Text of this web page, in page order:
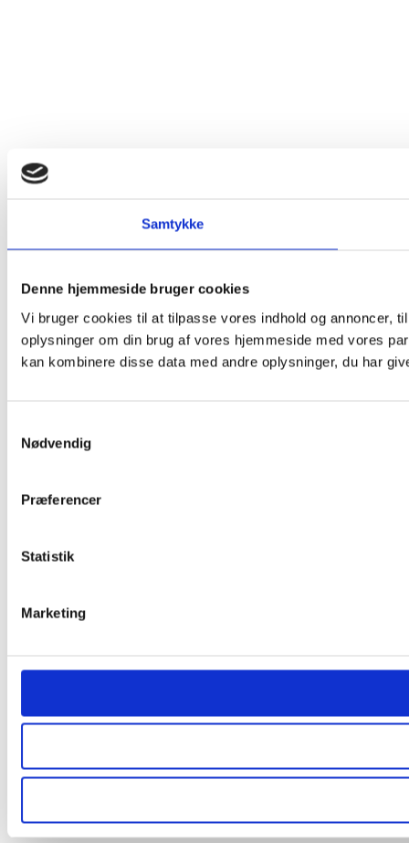
Samtykke
Denne hjemmeside bruger cookies
Vi bruger cookies til at tilpasse vores indhold og annoncer,
oplysninger om din brug af vores hjemmeside med vores
kan kombinere disse data med andre oplysninger, du har
Nødvendig
Præferencer
Statistik
Marketing